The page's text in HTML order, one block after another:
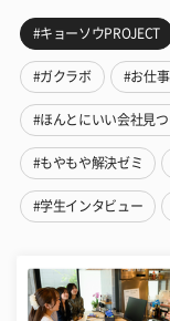
#キョーソウPROJECT
#ガクラボ #お仕
#ほんとにいい会社見つ
#もやもや解決ゼミ
#学生インタビュー